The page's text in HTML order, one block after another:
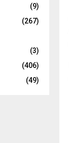
(9)
(267)
(3)
(406)
(49)